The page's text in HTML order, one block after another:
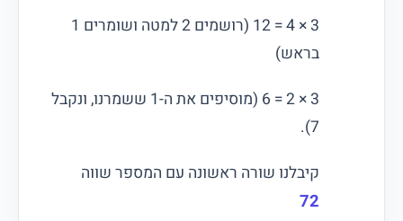
3 × 4 = 12 (רושמים 2 למטה ושומרים 1
בראש)
3 × 2 = 6 (מוסיפים את ה-1 ששמרנו, ונקבל
7).
קיבלנו שורה ראשונה עם המספר שווה
72